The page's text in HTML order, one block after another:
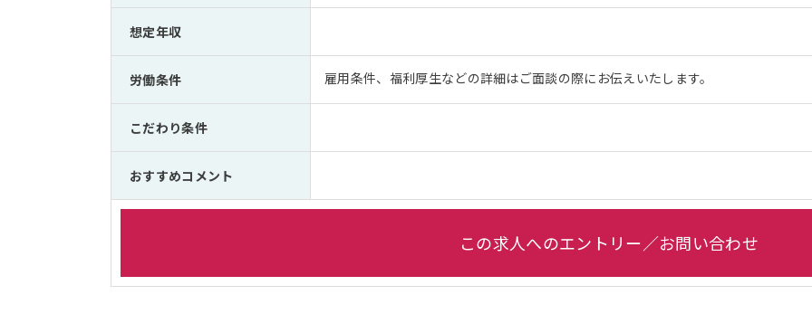
想定年収
労働条件 雇用条件、福利厚生などの詳細はご面談の際にお伝えいたします。
こだわり条件
おすすめコメント
この求人へのエントリー／お問い合わせ